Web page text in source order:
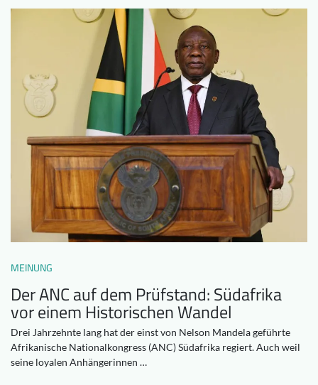
Downloads Wer wir sind
FAQ Newsletter
Kontakt
EN DE
MEINUNG
Der ANC auf dem Prüfstand: Südafrika
vor einem Historischen Wandel
Drei Jahrzehnte lang hat der einst von Nelson Mandela geführte
Afrikanische Nationalkongress (ANC) Südafrika regiert. Auch weil
seine loyalen Anhängerinnen …